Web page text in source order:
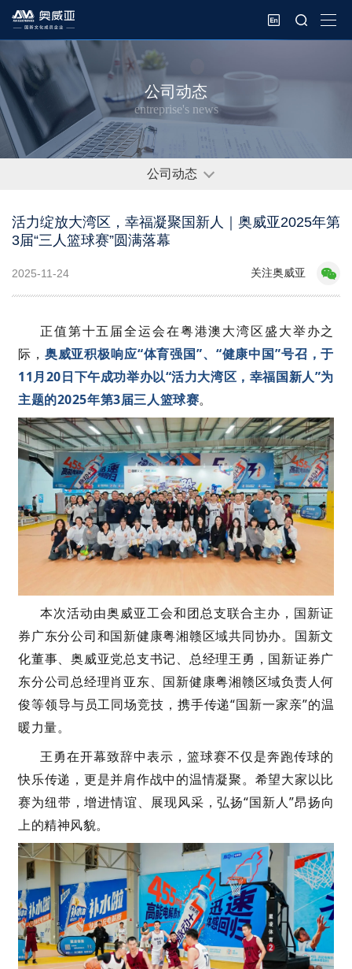
公司动态
entreprise's news
公司动态
活力绽放大湾区，幸福凝聚国新人｜奥威亚2025年第
3届“三人篮球赛”圆满落幕
2025-11-24 关注奥威亚
正值第十五届全运会在粤港澳大湾区盛大举办之
际， 奥威亚积极响应“体育强国”、“健康中国”号召，于
11月20日下午成功举办以“活力大湾区，幸福国新人”为
主题的2025年第3届三人篮球赛。
本次活动由奥威亚工会和团总支联合主办，国新证
券广东分公司和国新健康粤湘赣区域共同协办。国新文
化董事、奥威亚党总支书记、总经理王勇 ， 国新证券广
东分公司总经理肖亚东、国新健康粤湘赣区域负责人何
俊等领导与员工同场竞技 ， 携手传递“国新一家亲”的温
暖力量。
王勇在开幕致辞中表示，篮球赛不仅是奔跑传球的
快乐传递 ，更是并肩作战中的温情凝聚。希望大家以比
赛为纽带 ，增进情谊、展现风采，弘扬“国新人”昂扬向
上的精神风貌。